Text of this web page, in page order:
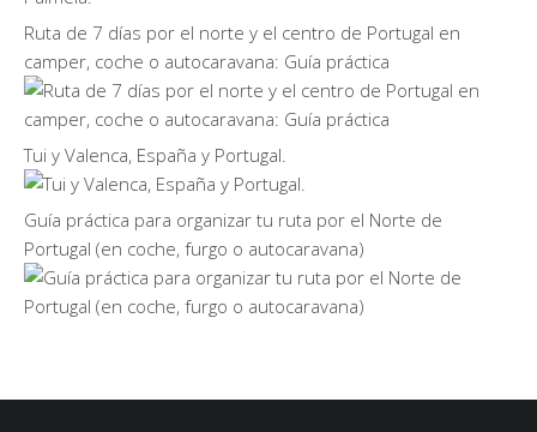
Ruta de 7 días por el norte y el centro de Portugal en
camper, coche o autocaravana: Guía práctica
Tui y Valenca, España y Portugal.
Guía práctica para organizar tu ruta por el Norte de
Portugal (en coche, furgo o autocaravana)